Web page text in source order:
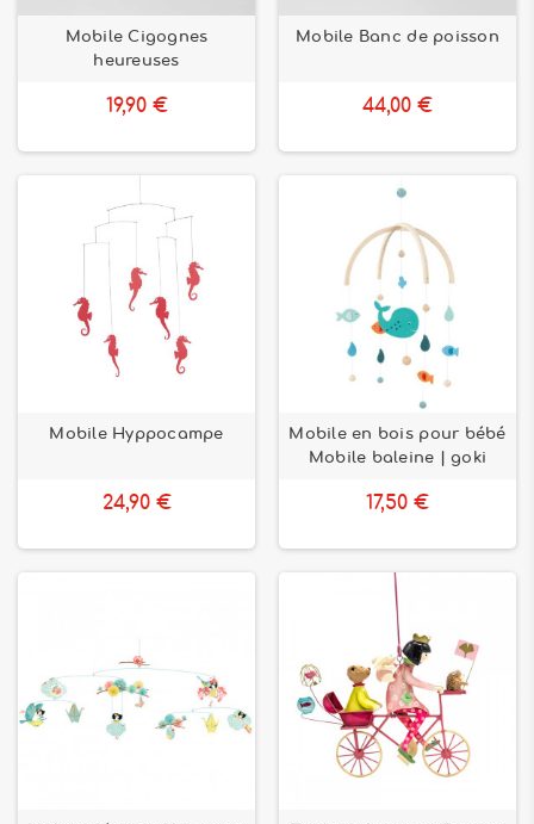
Mobile Cigognes
heureuses
19,90 €
Mobile Banc de poisson
44,00 €
Mobile Hyppocampe
24,90 €
Mobile en bois pour bébé
Mobile baleine | goki
17,50 €